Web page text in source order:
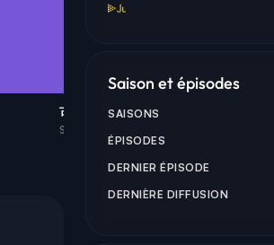
古川慎
SAITAMA (VOICE)
Saison et épisodes
SAISONS
ÉPISODES
DERNIER ÉPISODE
DERNIÈRE DIFFUSION